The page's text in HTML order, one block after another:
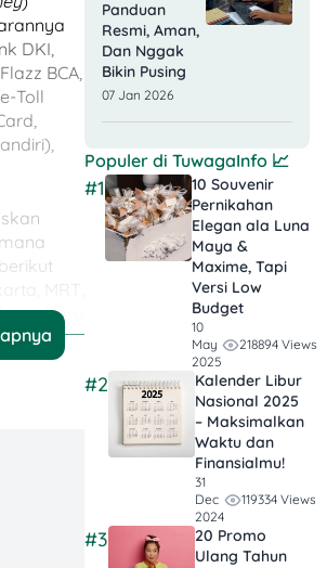
DKI,
BCA,
Toll
terbaru
tahu.
Panduan
Resmi, Aman,
Dan Nggak
Bikin Pusing
07 Jan 2026
Populer di TuwagaInfo 📈
#1
10 Souvenir
Pernikahan
Elegan ala Luna
Maya &
Maxime, Tapi
Versi Low
Budget
10
May
2025
218894 Views
#2
Kalender Libur
Nasional 2025
– Maksimalkan
Waktu dan
Finansialmu!
31
Dec
2024
119334 Views
#3
20 Promo
Ulang Tahun